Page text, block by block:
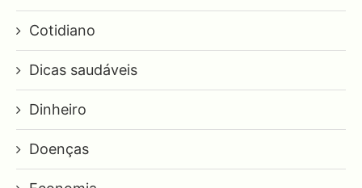
Cotidiano
Dicas saudáveis
Dinheiro
Doenças